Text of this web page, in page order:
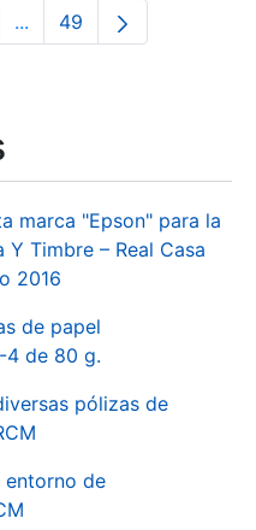
...Páxinas intermedias Use
Páxina
49
marca "Epson" para la
Timbre – Real Casa
2016
de papel
4 de 80 g.
pólizas de
de